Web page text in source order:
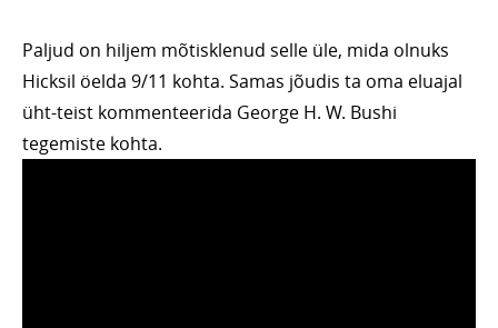
Paljud on hiljem mõtisklenud selle üle, mida olnuks
Hicksil öelda 9/11 kohta. Samas jõudis ta oma eluajal
üht-teist kommenteerida George H. W. Bushi
tegemiste kohta.